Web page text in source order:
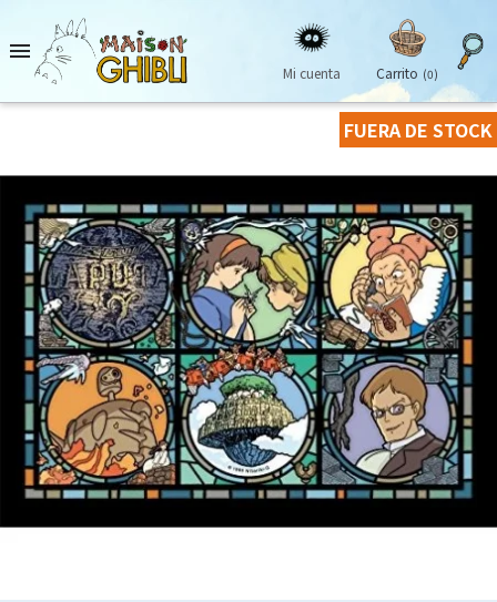

Mi cuenta Carrito (0)
FUERA DE STOCK